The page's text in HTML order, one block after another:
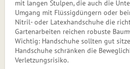
mit langen Stulpen, die auch die
Umgang mit Flüssigdüngern oder
Nitril- oder Latexhandschuhe die
Gartenarbeiten reichen robuste
Wichtig: Handschuhe sollten gut
Handschuhe schränken die
Verletzungsri­siko.